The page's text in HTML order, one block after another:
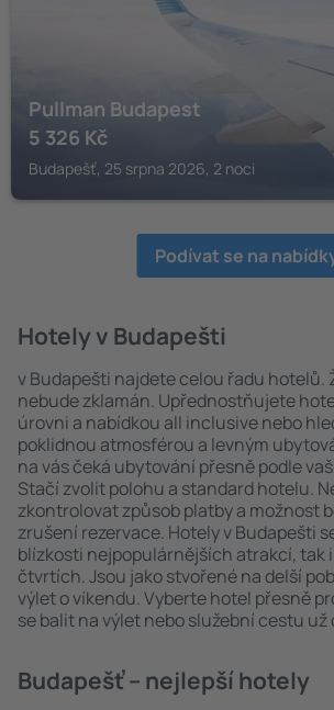
Pullman Budapest
5 326 Kč
Budapešť, 25 srpna 2026, 2 noci
Podívat se na
Hotely v Budapešti
v Budapešti najdete celou řadu hotelů.
nebude zklamán. Upřednostňujete
úrovni a nabídkou all inclusive nebo
poklidnou atmosférou a levným
na vás čeká ubytování přesně podle
Stačí zvolit polohu a standard hotelu.
zkontrolovat způsob platby a možnost
zrušení rezervace. Hotely v Budapešti
blízkosti nejpopulárnějších atrakcí, tak
čtvrtích. Jsou jako stvořené na delší
výlet o víkendu. Vyberte hotel přesně
se balit na výlet nebo služební cestu už
Budapešť – nejlepší hotely